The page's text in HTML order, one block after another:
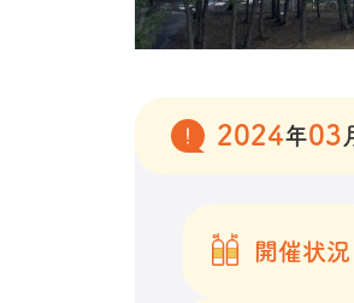
2024年03
開催状況